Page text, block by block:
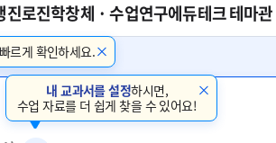
르게 확인하세요.
진로진학창체 · 수업연구에듀테크 테마관
내 교과서를 설정하시면,
수업 자료를 더 쉽게 찾을 수 있어요!